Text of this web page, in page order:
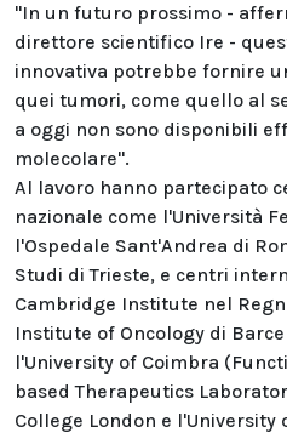
"In un futuro prossimo -
direttore scientifico Ire -
innovativa potrebbe fornire
quei tumori, come quello al
a oggi non sono disponibili
molecolare".
Al lavoro hanno partecipato
nazionale come l'Università
l'Ospedale Sant'Andrea di
Studi di Trieste, e centri
Cambridge Institute nel
Institute of Oncology di
l'University of Coimbra
based Therapeutics
College London e l'University